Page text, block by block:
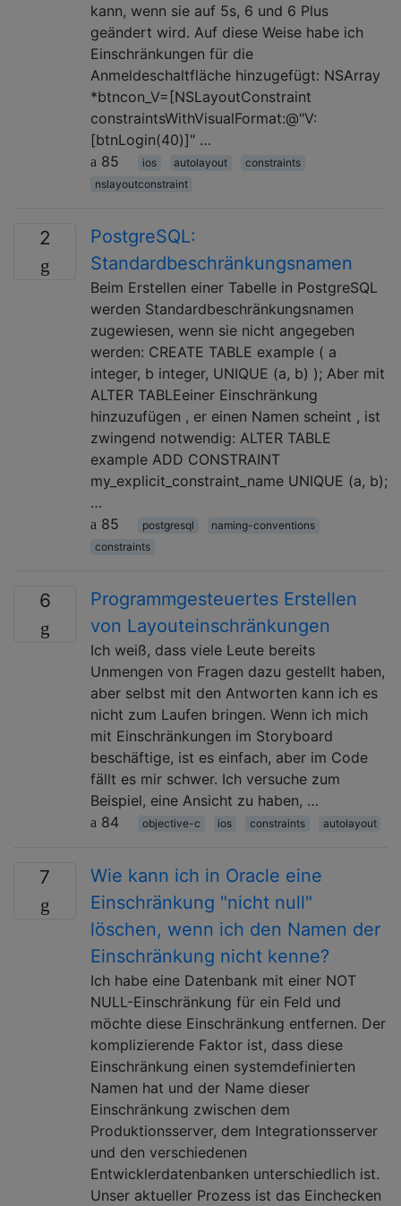
kann, wenn sie auf 5s, 6 und 6 Plus
geändert wird. Auf diese Weise habe ich
Einschränkungen für die
Anmeldeschaltfläche hinzugefügt: NSArray
*btncon_V=[NSLayoutConstraint
constraintsWithVisualFormat:@"V:
[btnLogin(40)]" …
85
ios autolayout
constraints
nslayoutconstraint
2
PostgreSQL:
Standardbeschränkungsnamen
Beim Erstellen einer Tabelle in PostgreSQL
werden Standardbeschränkungsnamen
zugewiesen, wenn sie nicht angegeben
werden: CREATE TABLE example ( a
integer, b integer, UNIQUE (a, b) ); Aber mit
ALTER TABLEeiner Einschränkung
hinzuzufügen , er einen Namen scheint , ist
zwingend notwendig: ALTER TABLE
example ADD CONSTRAINT
my_explicit_constraint_name UNIQUE (a, b);
…
85
postgresql
naming-conventions
constraints
6
Programmgesteuertes Erstellen
von Layouteinschränkungen
Ich weiß, dass viele Leute bereits
Unmengen von Fragen dazu gestellt haben,
aber selbst mit den Antworten kann ich es
nicht zum Laufen bringen. Wenn ich mich
mit Einschränkungen im Storyboard
beschäftige, ist es einfach, aber im Code
fällt es mir schwer. Ich versuche zum
Beispiel, eine Ansicht zu haben, …
84
objective-c ios constraints autolayout
7
Wie kann ich in Oracle eine
Einschränkung "nicht null"
löschen, wenn ich den Namen der
Einschränkung nicht kenne?
Ich habe eine Datenbank mit einer NOT
NULL-Einschränkung für ein Feld und
möchte diese Einschränkung entfernen. Der
komplizierende Faktor ist, dass diese
Einschränkung einen systemdefinierten
Namen hat und der Name dieser
Einschränkung zwischen dem
Produktionsserver, dem Integrationsserver
und den verschiedenen
Entwicklerdatenbanken unterschiedlich ist.
Unser aktueller Prozess ist das Einchecken